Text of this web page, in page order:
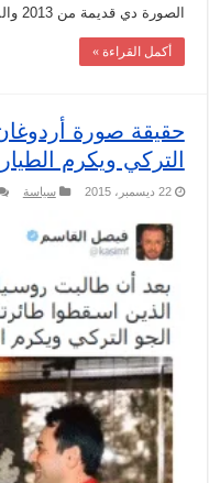
الصورة دي قديمة من 2013 والمظاهرات كانت ضد أردوغان
أكمل القراءة »
حقيقة صورة
التركي ويكرم
22 ديسمبر، 2015 سياسة